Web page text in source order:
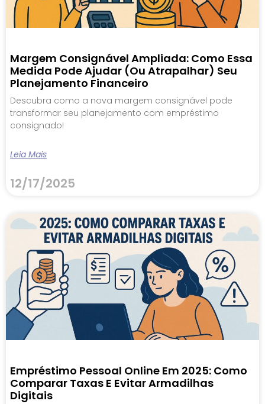
Margem Consignável Ampliada: Como Essa
Medida Pode Ajudar (ou Atrapalhar) Seu
Planejamento Financeiro
Descubra como a nova margem consignável pode
transformar seu planejamento com empréstimo
consignado!
Leia Mais
12/17/2025
Empréstimo Pessoal Online Em 2025: Como
Comparar Taxas E Evitar Armadilhas
Digitais